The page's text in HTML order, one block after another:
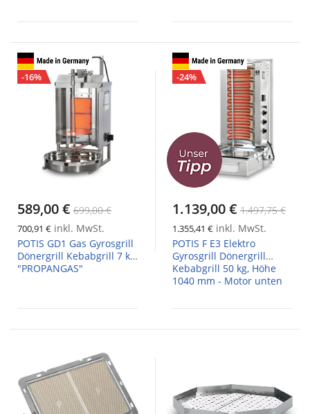
-16%
589,00 € 699,00 €
700,91 € inkl. MwSt.
POTIS GD1 Gas Gyrosgrill
Dönergrill Kebabgrill 7 kg,
"PROPANGAS"
-24%
1.139,00 € 1.497,75 €
1.355,41 € inkl. MwSt.
POTIS F E3 Elektro
Gyrosgrill Dönergrill
Kebabgrill 50 kg, Höhe
1040 mm - Motor unten